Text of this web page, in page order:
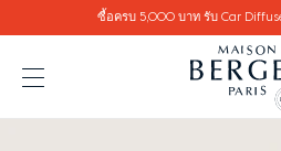
Go directly to content
ซื้อครบ 5,000 บาท รับ Car
เปิดเมนู